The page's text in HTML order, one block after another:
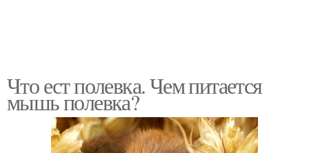
Что ест полевка. Чем питается
мышь полевка?